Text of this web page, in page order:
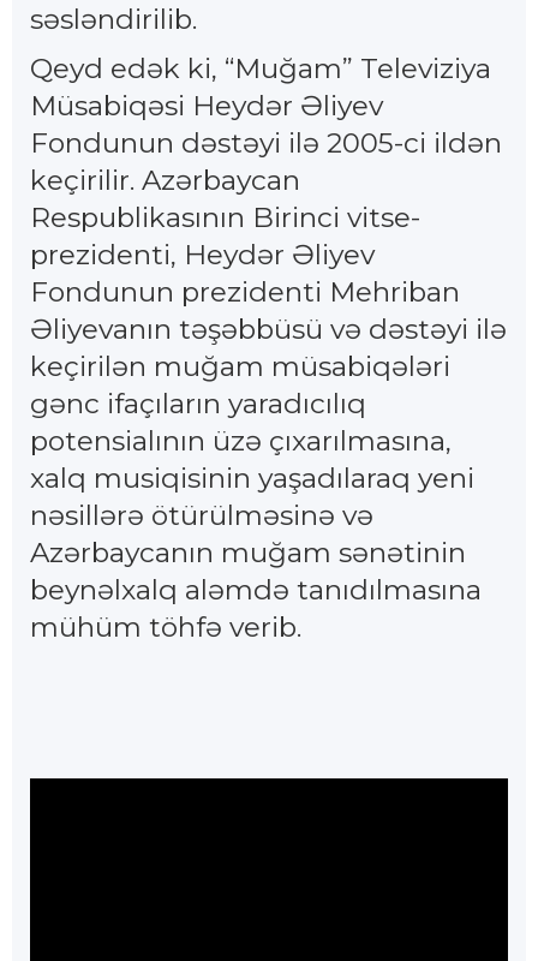
səsləndirilib.
Qeyd edək ki, “Muğam” Televiziya
Müsabiqəsi Heydər Əliyev
Fondunun dəstəyi ilə 2005-ci ildən
keçirilir. Azərbaycan
Respublikasının Birinci vitse-
prezidenti, Heydər Əliyev
Fondunun prezidenti Mehriban
Əliyevanın təşəbbüsü və dəstəyi ilə
keçirilən muğam müsabiqələri
gənc ifaçıların yaradıcılıq
potensialının üzə çıxarılmasına,
xalq musiqisinin yaşadılaraq yeni
nəsillərə ötürülməsinə və
Azərbaycanın muğam sənətinin
beynəlxalq aləmdə tanıdılmasına
mühüm töhfə verib.